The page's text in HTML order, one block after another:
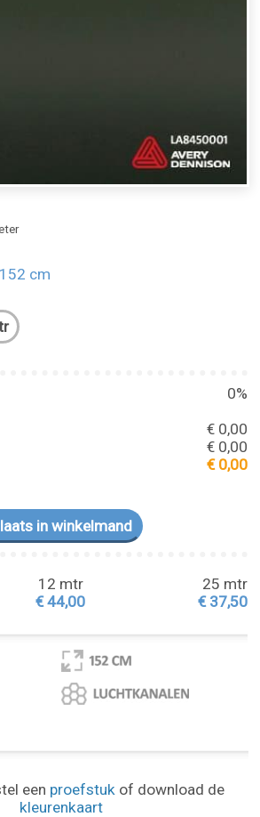
152 cm
0%
€ 0,00
€ 0,00
€ 0,00
12 mtr
€ 44,00
25 mtr
€ 37,50
een proefstukof download de
kleurenkaart